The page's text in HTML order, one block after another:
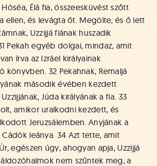
Élá fia, összeesküvést szőtt
ellen, és levágta őt. Megölte, és ő lett
Uzzijjá fiának huszadik
Pekah egyéb dolgai, mindaz, amit
írva az Izráel királyainak
könyvben. 32 Pekahnak, Remaljá
második évében kezdett
Júda királyának a fia. 33
amikor uralkodni kezdett, és
Jeruzsálemben. Anyjának a
leánya. 34 Azt tette, amit
egészen úgy, ahogyan apja, Uzzijjá
nem szűntek meg, a